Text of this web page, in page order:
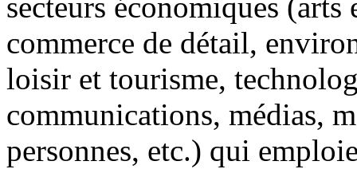
secteurs économiques
commerce de détail,
loisir et tourisme,
communications, médias,
personnes, etc.) qui